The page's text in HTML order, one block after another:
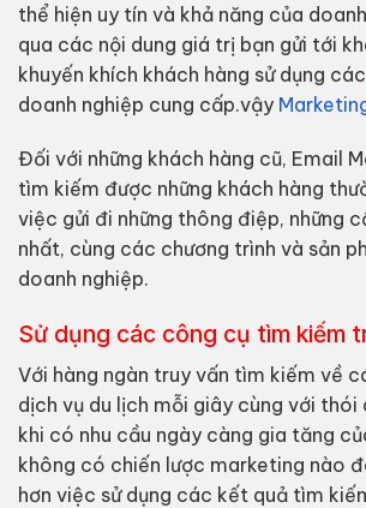
thể hiện uy tín và khả năng của
qua các nội dung giá trị bạn gửi tới
khuyến khích khách hàng sử dụng
doanh nghiệp cung cấp.vậy
Đối với những khách hàng cũ, Email
tìm kiếm được những khách hàng
việc gửi đi những thông điệp, những
nhất, cùng các chương trình và sản
doanh nghiệp.
Sử dụng các công cụ tìm kiếm
Với hàng ngàn truy vấn tìm kiếm về
dịch vụ du lịch mỗi giây cùng với thói
khi có nhu cầu ngày càng gia tăng
không có chiến lược marketing nào
hơn việc sử dụng các kết quả tìm